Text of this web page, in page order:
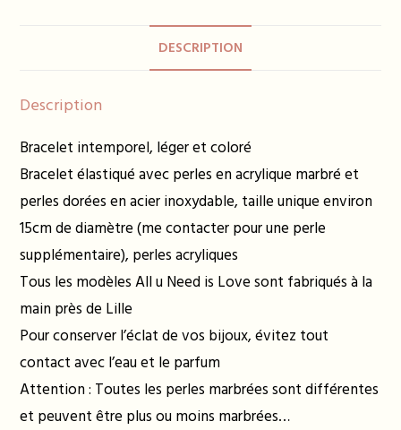
DESCRIPTION
Description
Bracelet intemporel, léger et coloré
Bracelet élastiqué avec perles en acrylique marbré et
perles dorées en acier inoxydable, taille unique environ
15cm de diamètre (me contacter pour une perle
supplémentaire), perles acryliques
Tous les modèles All u Need is Love sont fabriqués à la
main près de Lille
Pour conserver l’éclat de vos bijoux, évitez tout
contact avec l’eau et le parfum
Attention : Toutes les perles marbrées sont différentes
et peuvent être plus ou moins marbrées…